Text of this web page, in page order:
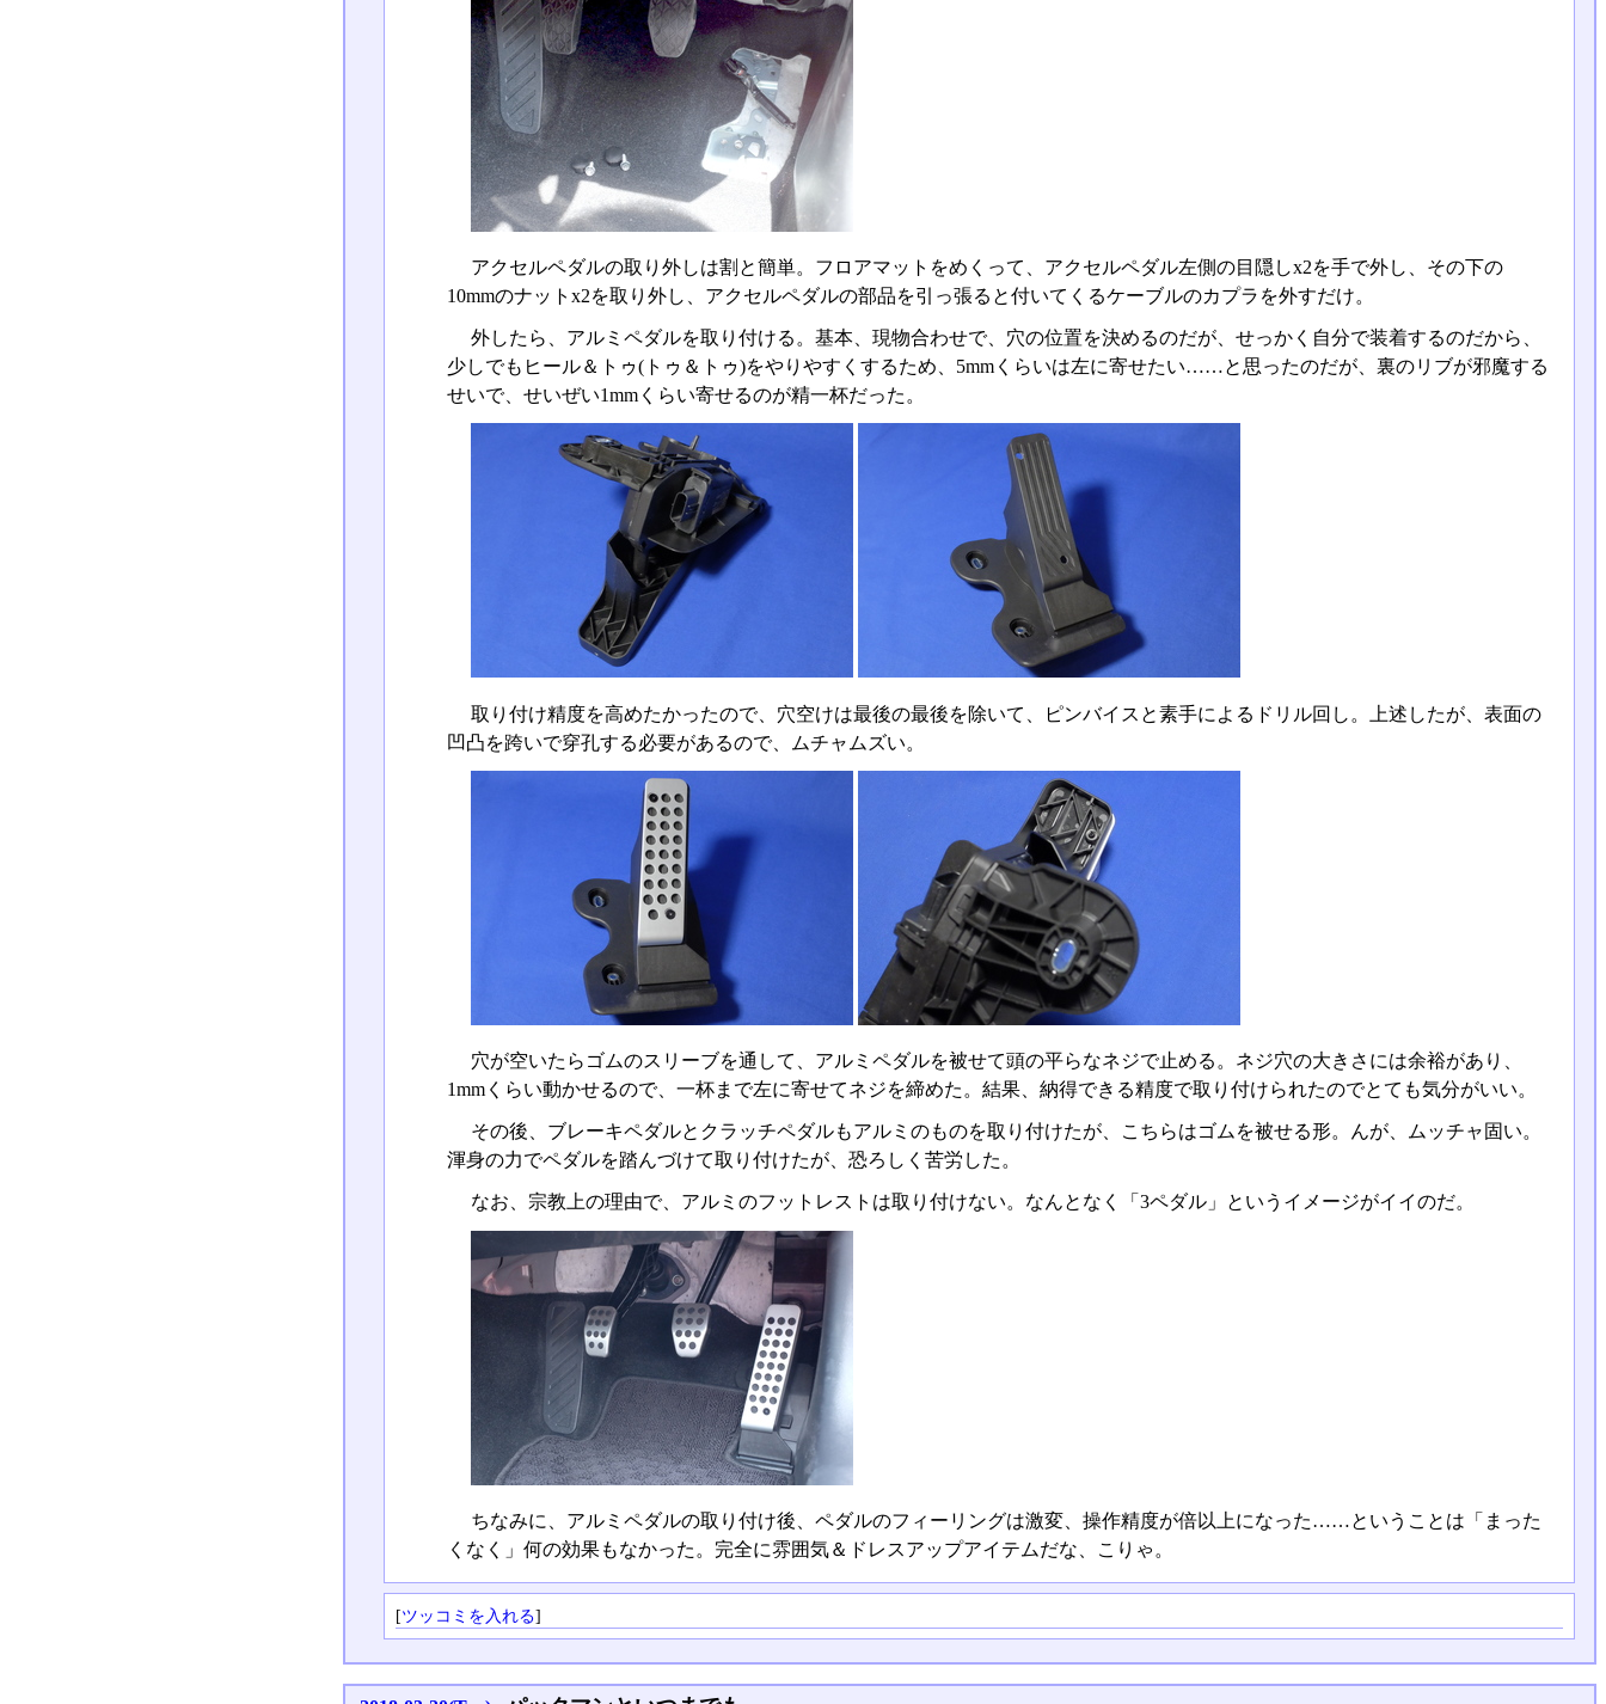
アクセルペダルの取り外しは割と簡単。フロアマットをめくって、アクセルペダル左側の目隠しx2を手で外し、その下の
10mmのナットx2を取り外し、アクセルペダルの部品を引っ張ると付いてくるケーブルのカプラを外すだけ。
外したら、アルミペダルを取り付ける。基本、現物合わせで、穴の位置を決めるのだが、せっかく自分で装着するのだから、
少しでもヒール＆トゥ(トゥ＆トゥ)をやりやすくするため、5mmくらいは左に寄せたい……と思ったのだが、裏のリブが邪魔する
せいで、せいぜい1mmくらい寄せるのが精一杯だった。
取り付け精度を高めたかったので、穴空けは最後の最後を除いて、ピンバイスと素手によるドリル回し。上述したが、表面の
凹凸を跨いで穿孔する必要があるので、ムチャムズい。
穴が空いたらゴムのスリーブを通して、アルミペダルを被せて頭の平らなネジで止める。ネジ穴の大きさには余裕があり、
1mmくらい動かせるので、一杯まで左に寄せてネジを締めた。結果、納得できる精度で取り付けられたのでとても気分がいい。
その後、ブレーキペダルとクラッチペダルもアルミのものを取り付けたが、こちらはゴムを被せる形。んが、ムッチャ固い。
渾身の力でペダルを踏んづけて取り付けたが、恐ろしく苦労した。
なお、宗教上の理由で、アルミのフットレストは取り付けない。なんとなく「3ペダル」というイメージがイイのだ。
ちなみに、アルミペダルの取り付け後、ペダルのフィーリングは激変、操作精度が倍以上になった……ということは「まった
くなく」何の効果もなかった。完全に雰囲気＆ドレスアップアイテムだな、こりゃ。
[ツッコミを入れる]